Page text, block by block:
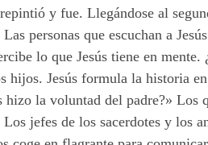
y fue. Llegándose al
personas que escuchan a
lo que Jesús tiene en mente.
Jesús formula la historia
la voluntad del padre?» Los
jefes de los sacerdotes y los